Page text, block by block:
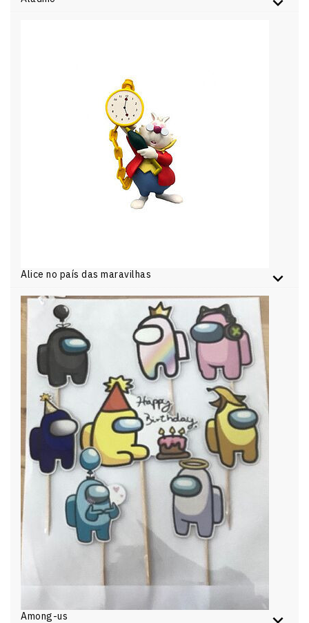
Alice no país das maravilhas
Among-us